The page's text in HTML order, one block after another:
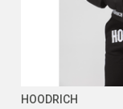
HOODRICH